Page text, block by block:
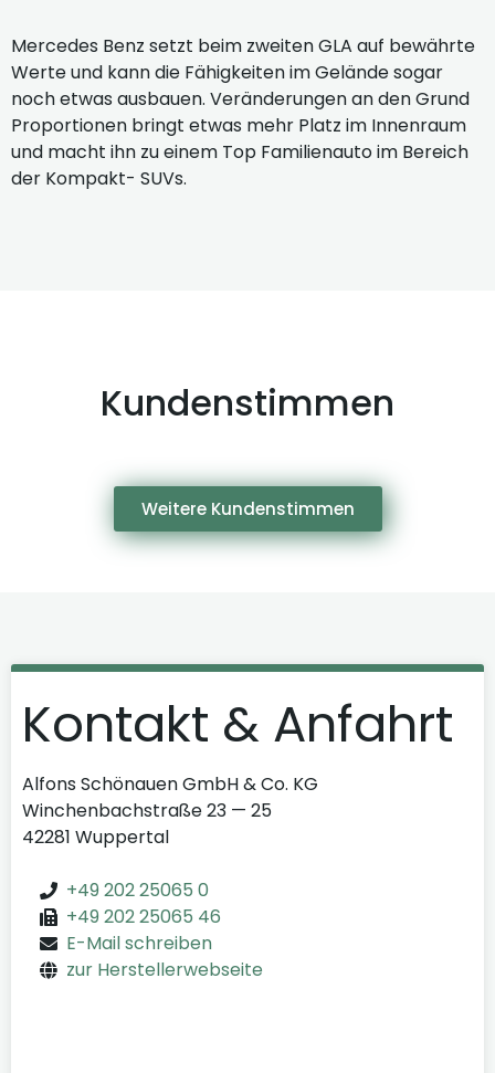
Mercedes Benz setzt beim zweiten GLA auf bewährte
Werte und kann die Fähigkeiten im Gelände sogar
noch etwas ausbauen. Veränderungen an den Grund
Proportionen bringt etwas mehr Platz im Innenraum
und macht ihn zu einem Top Familienauto im Bereich
der Kompakt- SUVs.
Kundenstimmen
Weitere Kundenstimmen
Kontakt & Anfahrt
Alfons Schönauen GmbH & Co. KG
Winchenbachstraße 23 — 25
42281 Wuppertal
+49 202 25065 0
+49 202 25065 46
E-Mail schreiben
zur Herstellerwebseite